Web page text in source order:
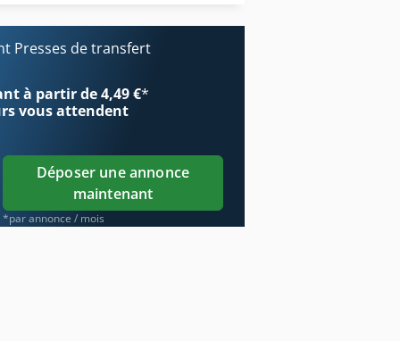
Presses de transfert
à partir de 4,49 €*
vous attendent
Déposer une annonce
maintenant
*par annonce / mois